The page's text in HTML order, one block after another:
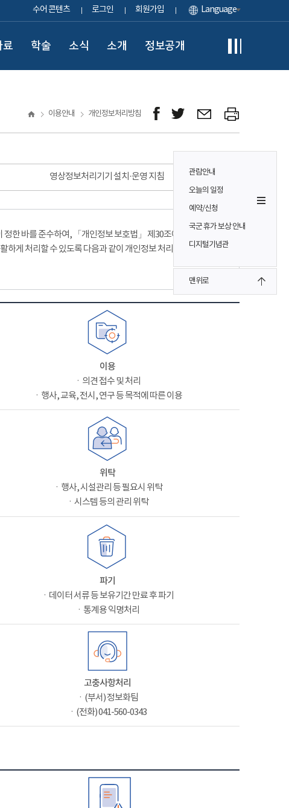
수어 콘텐츠 로그인 회원가입 Language
료 학술 소식 소개 정보공개
관람안내
오늘의 일정
예약/신청
국군 휴가 보상 안내
디지털기념관
맨위로
이용안내 개인정보처리방침
영상정보처리기기 설치·운영 지침
한 바를 준수하여, 「개인정보 보호법」 제30조에 따라
하게 처리할 수 있도록 다음과 같이 개인정보 처리방침을
이용
ㆍ의견 접수 및 처리
ㆍ행사, 교육, 전시, 연구 등 목적에 따른 이용
위탁
ㆍ행사, 시설관리 등 필요시 위탁
ㆍ시스템 등의 관리 위탁
파기
ㆍ데이터 서류 등 보유기간 만료 후 파기
ㆍ통계용 익명처리
고충사항처리
ㆍ(부서) 정보화팀
ㆍ(전화) 041-560-0343